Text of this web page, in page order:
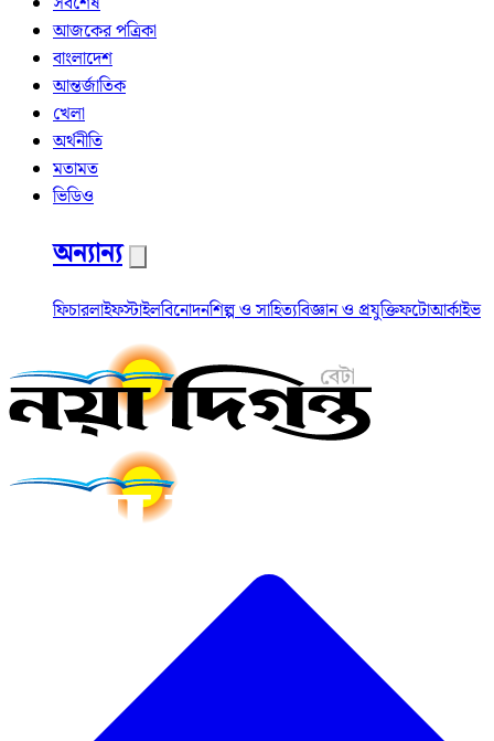
আজকের পত্রিকা
বাংলাদেশ
আন্তর্জাতিক
খেলা
অর্থনীতি
মতামত
ভিডিও
অন্যান্য
ফিচারলাইফস্টাইলবিনোদনশিল্প ও সাহিত্যবিজ্ঞান ও প্রযুক্তিফটোআর্কাইভ